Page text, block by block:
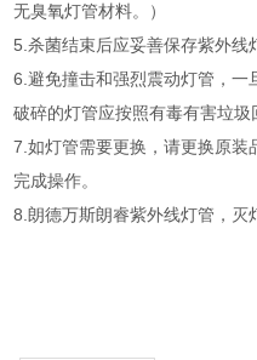
无臭氧灯管材料。）
5.杀菌结束后应妥善保存紫外线
6.避免撞击和强烈震动灯管，一
破碎的灯管应按照有毒有害垃圾
7.如灯管需要更换，请更换原装
完成操作。
8.朗德万斯朗睿紫外线灯管，灭